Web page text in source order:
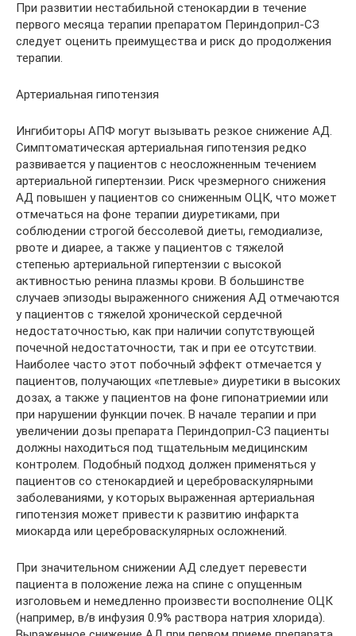
При развитии нестабильной стенокардии в течение
первого месяца терапии препаратом Периндоприл-СЗ
следует оценить преимущества и риск до продолжения
терапии.
Артериальная гипотензия
Ингибиторы АПФ могут вызывать резкое снижение АД.
Симптоматическая артериальная гипотензия редко
развивается у пациентов с неосложненным течением
артериальной гипертензии. Риск чрезмерного снижения
АД повышен у пациентов со сниженным ОЦК, что может
отмечаться на фоне терапии диуретиками, при
соблюдении строгой бессолевой диеты, гемодиализе,
рвоте и диарее, а также у пациентов с тяжелой
степенью артериальной гипертензии с высокой
активностью ренина плазмы крови. В большинстве
случаев эпизоды выраженного снижения АД отмечаются
у пациентов с тяжелой хронической сердечной
недостаточностью, как при наличии сопутствующей
почечной недостаточности, так и при ее отсутствии.
Наиболее часто этот побочный эффект отмечается у
пациентов, получающих «петлевые» диуретики в высоких
дозах, а также у пациентов на фоне гипонатриемии или
при нарушении функции почек. В начале терапии и при
увеличении дозы препарата Периндоприл-СЗ пациенты
должны находиться под тщательным медицинским
контролем. Подобный подход должен применяться у
пациентов со стенокардией и цереброваскулярными
заболеваниями, у которых выраженная артериальная
гипотензия может привести к развитию инфаркта
миокарда или цереброваскулярных осложнений.
При значительном снижении АД следует перевести
пациента в положение лежа на спине с опущенным
изголовьем и немедленно произвести восполнение ОЦК
(например, в/в инфузия 0.9% раствора натрия хлорида).